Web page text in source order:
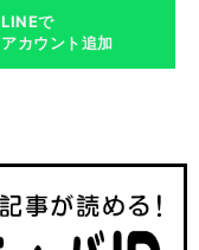
LINEで
アカウント追加